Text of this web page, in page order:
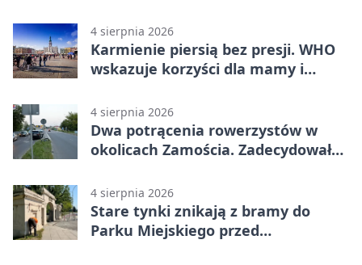
4 sierpnia 2026
Karmienie piersią bez presji. WHO
wskazuje korzyści dla mamy i
4 sierpnia 2026
Dwa potrącenia rowerzystów w
okolicach Zamościa. Zadecydowało
4 sierpnia 2026
Stare tynki znikają z bramy do
Parku Miejskiego przed